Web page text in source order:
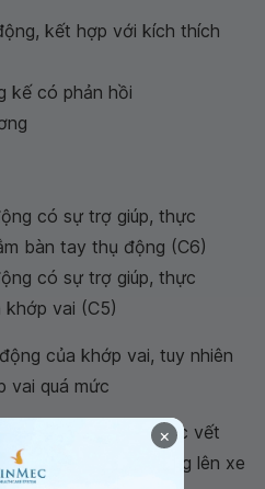
kết hợp với kích thích
kế có phản hồi
có sự trợ giúp, thực
bàn tay thụ động (C6)
có sự trợ giúp, thực
khớp vai (C5)
của khớp vai, tuy nhiên
vai quá mức
để phòng chống các vết
người bệnh từ giường lên xe
×